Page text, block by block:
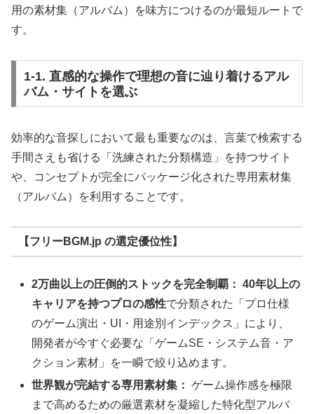
用の素材集（アルバム）を味方につけるのが最短ルートで
す。
1-1. 直感的な操作で理想の音に辿り着けるアル
バム・サイトを選ぶ
効率的な音探しにおいて最も重要なのは、言葉で検索する
手間さえも省ける「洗練された分類構造」を持つサイト
や、コンセプトが完全にパッケージ化された専用素材集
（アルバム）を利用することです。
【フリーBGM.jp の選定優位性】
2万曲以上の圧倒的ストックを完全制覇： 40年以上の
キャリアを持つプロの感性で分類された「プロ仕様
のゲーム演出・UI・用途別インデックス」により、
開発者が今すぐ必要な「ゲームSE・システム音・ア
クション素材」を一瞬で絞り込めます。
世界観が完結する専用素材集： ゲーム操作感を極限
まで高めるための厳選素材を凝縮した特化型アルバ